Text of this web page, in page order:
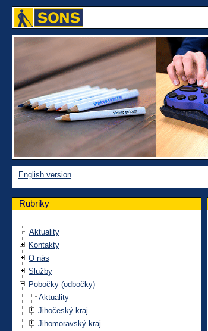
English version
Rubriky
Aktuality
Kontakty
O nás
Služby
Pobočky (odbočky)
Aktuality
Jihočeský kraj
Jihomoravský kraj